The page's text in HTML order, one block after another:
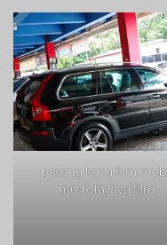
pasang kaca film
mustofa jaya film